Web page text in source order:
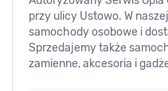
przy ulicy Ustowo. W
samochody osobowe i
Sprzedajemy także
zamienne, akcesoria i